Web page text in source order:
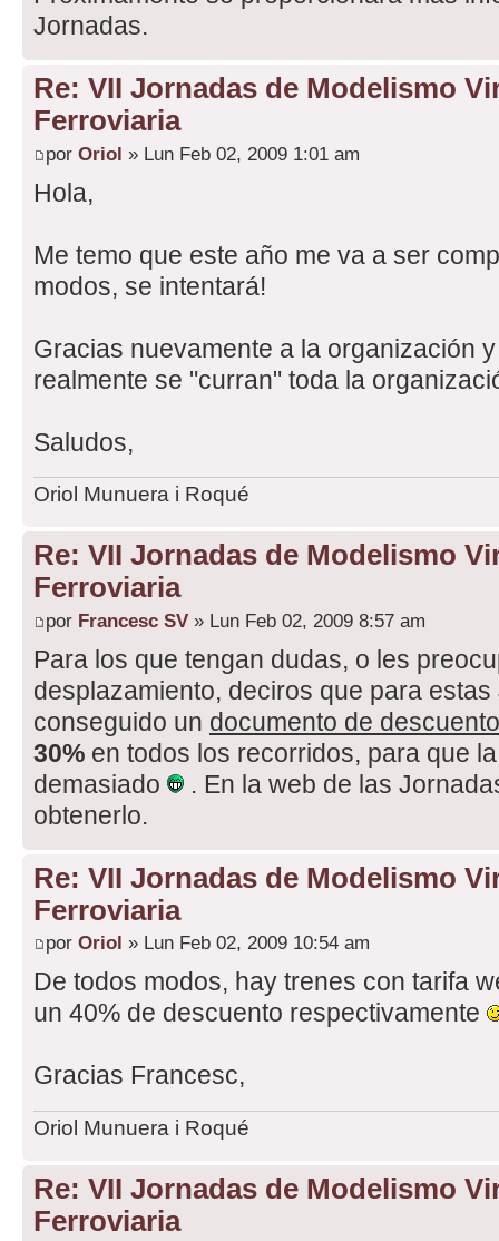
Jornadas.
Re: VII Jornadas de Modelismo
Ferroviaria
por Oriol » Lun Feb 02, 2009 1:01 am
Hola,
Me temo que este año me va a ser
modos, se intentará!
Gracias nuevamente a la organización
realmente se "curran" toda la
Saludos,
Oriol Munuera i Roqué
Re: VII Jornadas de Modelismo
Ferroviaria
por Francesc SV » Lun Feb 02, 2009 8:57 am
Para los que tengan dudas, o les
desplazamiento, deciros que para
conseguido un documento de
30% en todos los recorridos, para que
demasiado
. En la web de las
obtenerlo.
Re: VII Jornadas de Modelismo
Ferroviaria
por Oriol » Lun Feb 02, 2009 10:54 am
De todos modos, hay trenes con tarifa
un 40% de descuento respectivamente
Gracias Francesc,
Oriol Munuera i Roqué
Re: VII Jornadas de Modelismo
Ferroviaria